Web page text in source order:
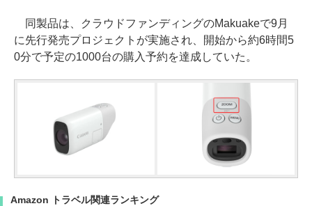
同製品は、クラウドファンディングのMakuakeで9月
に先行発売プロジェクトが実施され、開始から約6時間5
0分で予定の1000台の購入予約を達成していた。
Amazon トラベル関連ランキング